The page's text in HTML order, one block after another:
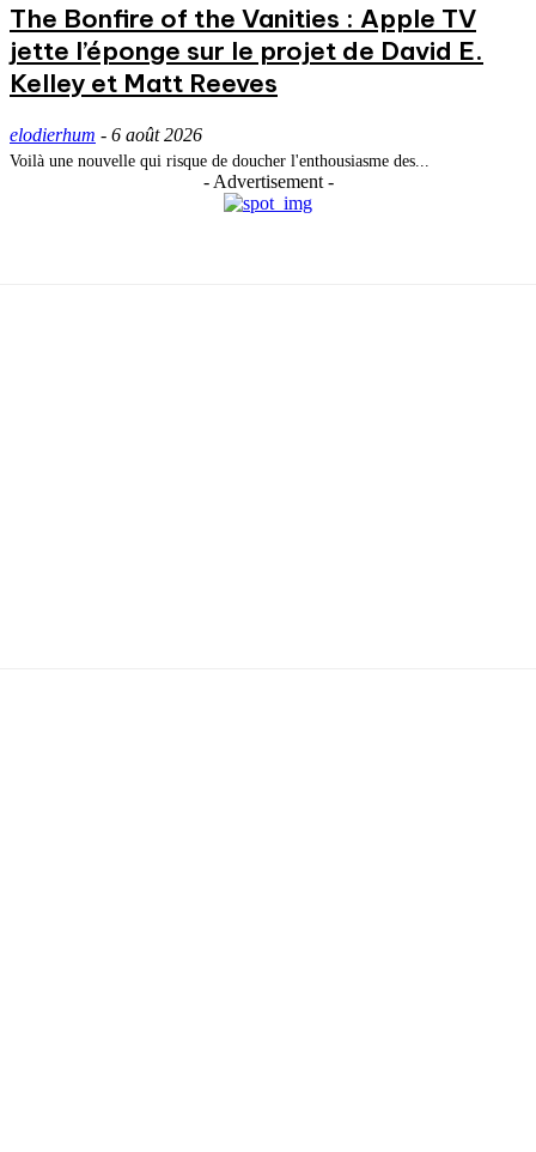
The Bonfire of the Vanities : Apple TV
jette l’éponge sur le projet de David E.
Kelley et Matt Reeves
elodierhum - 6 août 2026
Voilà une nouvelle qui risque de doucher l'enthousiasme des...
- Advertisement -